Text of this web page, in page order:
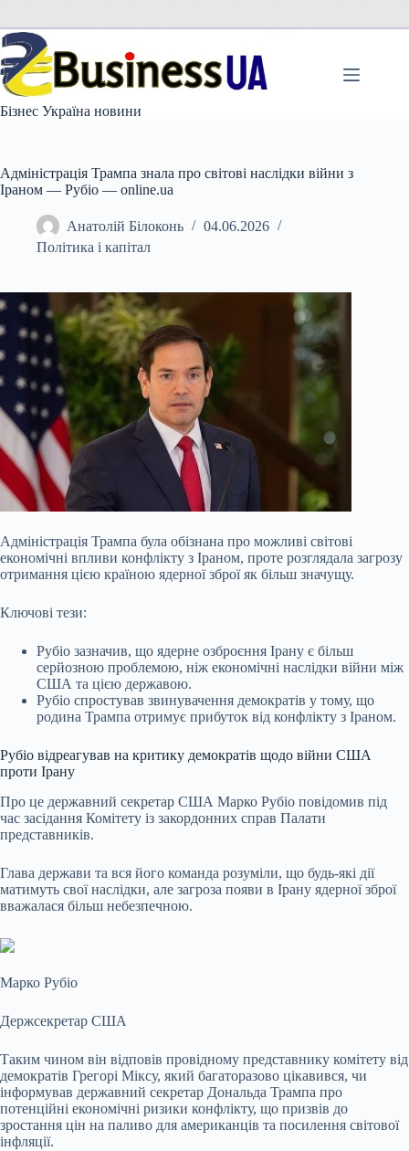
вмісту
Бізнес Україна новини
Адміністрація Трампа знала про світові наслідки війни з
Іраном — Рубіо — online.ua
Анатолій Білоконь
04.06.2026
Політика і капітал
Адміністрація Трампа була обізнана про можливі світові
економічні впливи конфлікту з Іраном, проте розглядала загрозу
отримання цією країною ядерної зброї як більш значущу.
Ключові тези:
Рубіо зазначив, що ядерне озброєння Ірану є більш
серйозною проблемою, ніж економічні наслідки війни між
США та цією державою.
Рубіо спростував звинувачення демократів у тому, що
родина Трампа отримує прибуток від конфлікту з Іраном.
Рубіо відреагував на критику демократів щодо війни США
проти Ірану
Про це державний секретар США Марко Рубіо повідомив під
час засідання Комітету із закордонних справ Палати
представників.
Глава держави та вся його команда розуміли, що будь-які дії
матимуть свої наслідки, але загроза появи в Ірану ядерної зброї
вважалася більш небезпечною.
Марко Рубіо
Держсекретар США
Таким чином він відповів провідному представнику комітету від
демократів Грегорі Міксу, який багаторазово цікавився, чи
інформував державний секретар Дональда Трампа про
потенційні економічні ризики конфлікту, що призвів до
зростання цін на паливо для американців та посилення світової
інфляції.